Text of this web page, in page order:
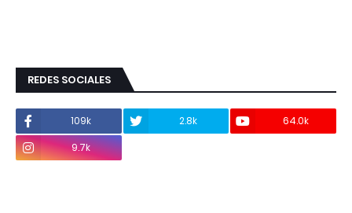
REDES SOCIALES
109k 2.8k
64.0k
9.7k